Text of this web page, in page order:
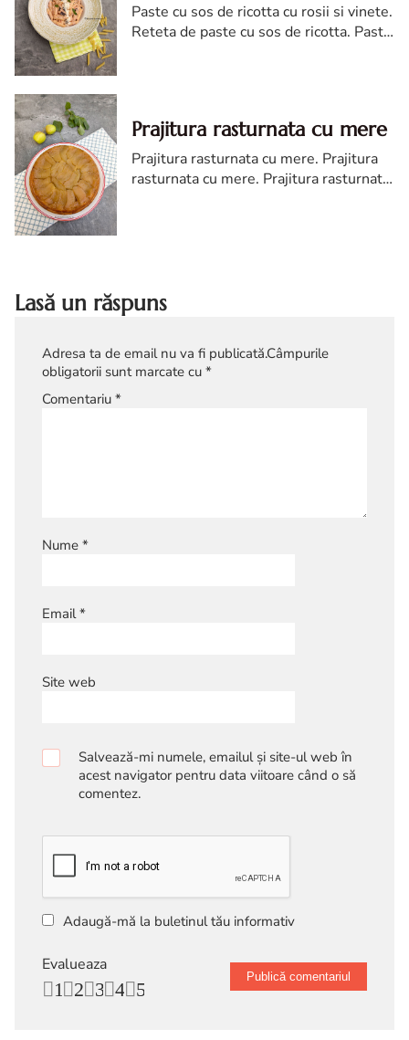
Paste cu sos de ricotta cu rosii si vinete.
Reteta de paste cu sos de ricotta. Paste
Prajitura rasturnata cu mere
Prajitura rasturnata cu mere. Prajitura
rasturnata cu mere. Prajitura rasturnata
Lasă un răspuns
Adresa ta de email nu va fi publicată.Câmpurile
obligatorii sunt marcate cu *
Comentariu *
Nume *
Email*
Site web
Salvează-mi numele, emailul și site-ul web în
acest navigator pentru data viitoare când o să
comentez.
Adaugă-mă la buletinul tău informativ
Evalueaza
5
4
3
2
1